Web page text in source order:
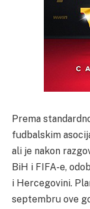
Prema
fudbalskim
ali je nakon
BiH i FIFA-e,
i Hercegovini.
septembru ove